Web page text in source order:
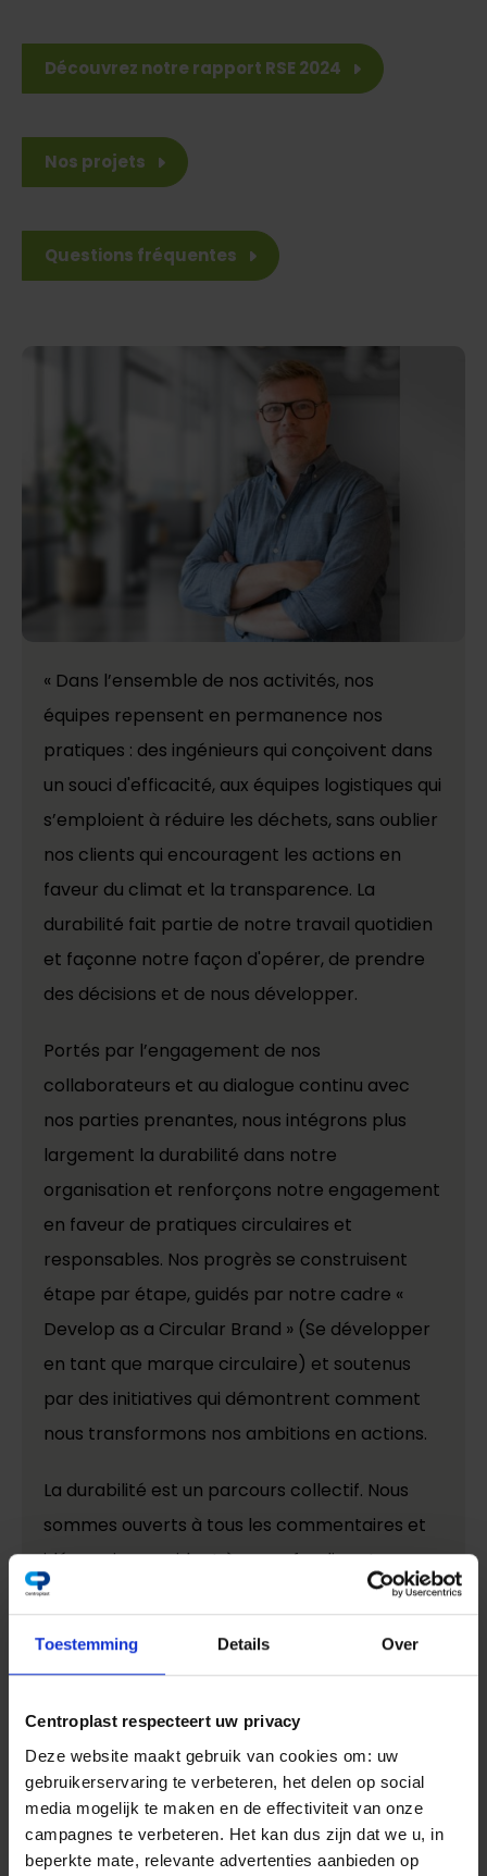
Toestemming Details Over
Centroplast respecteert uw privacy
Deze website maakt gebruik van cookies om: uw
gebruikerservaring te verbeteren, het delen op social
media mogelijk te maken en de effectiviteit van onze
campagnes te verbeteren. Het kan dus zijn dat we u, in
beperkte mate, relevante advertenties aanbieden op
Découvrez notre rapport RSE 2024
Nos projets
Questions fréquentes
« Dans l’ensemble de nos activités, nos
équipes repensent en permanence nos
pratiques : des ingénieurs qui conçoivent dans
un souci d'efficacité, aux équipes logistiques qui
s’emploient à réduire les déchets, sans oublier
nos clients qui encouragent les actions en
faveur du climat et la transparence. La
durabilité fait partie de notre travail quotidien
et façonne notre façon d'opérer, de prendre
des décisions et de nous développer.
Portés par l’engagement de nos
collaborateurs et au dialogue continu avec
nos parties prenantes, nous intégrons plus
largement la durabilité dans notre
organisation et renforçons notre engagement
en faveur de pratiques circulaires et
responsables. Nos progrès se construisent
étape par étape, guidés par notre cadre «
Develop as a Circular Brand » (Se développer
en tant que marque circulaire) et soutenus
par des initiatives qui démontrent comment
nous transformons nos ambitions en actions.
La durabilité est un parcours collectif. Nous
sommes ouverts à tous les commentaires et
idées qui nous aident à approfondir notre
approche et à nous rapprocher d'un avenir
- Steven Meun, Directeur du groupe
Durabilité